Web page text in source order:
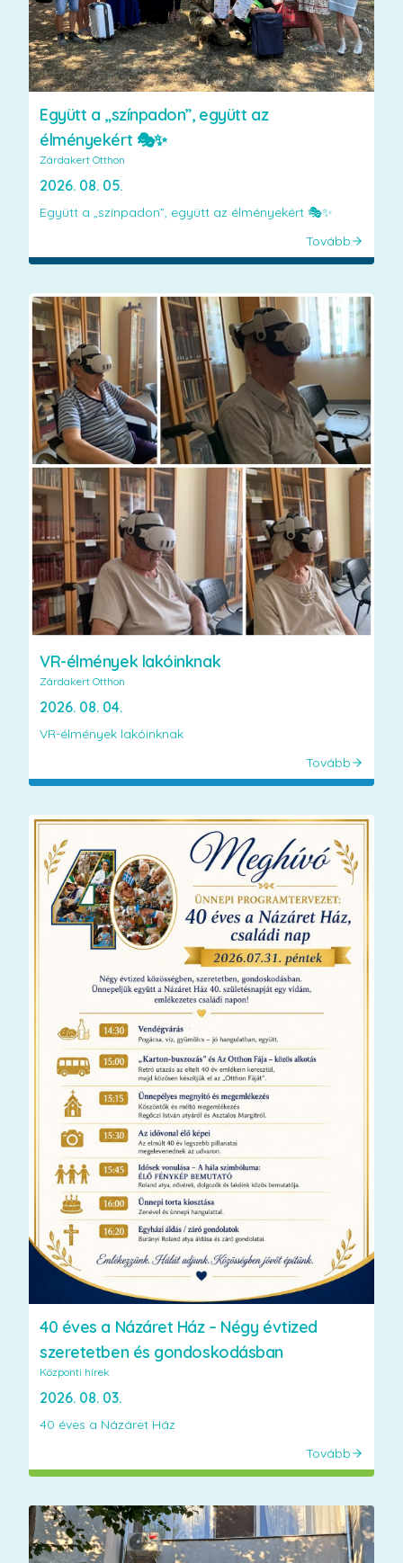
Együtt a „színpadon”, együtt az
élményekért 🎭✨
Zárdakert Otthon
2026. 08. 05.
Együtt a „színpadon”, együtt az élményekért 🎭✨
Tovább
VR-élmények lakóinknak
Zárdakert Otthon
2026. 08. 04.
VR-élmények lakóinknak
Tovább
40 éves a Názáret Ház – Négy évtized
szeretetben és gondoskodásban
Központi hírek
2026. 08. 03.
40 éves a Názáret Ház
Tovább